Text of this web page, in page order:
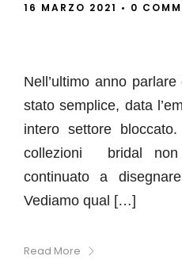
16 MARZO 2021 • 0
Nell’ultimo anno
stato semplice, data
intero settore
collezioni bridal
continuato a
Vediamo qual […]
Read More